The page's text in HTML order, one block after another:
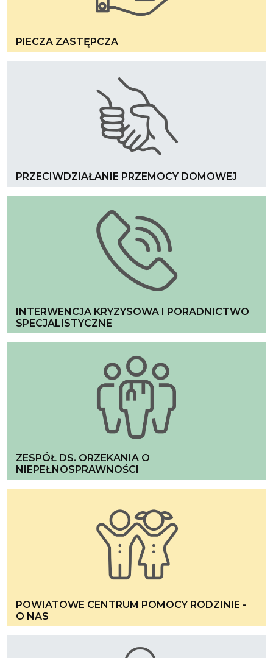
PIECZA ZASTĘPCZA
PRZECIWDZIAŁANIE PRZEMOCY DOMOWEJ
INTERWENCJA KRYZYSOWA I PORADNICTWO
SPECJALISTYCZNE
ZESPÓŁ DS. ORZEKANIA O
NIEPEŁNOSPRAWNOŚCI
POWIATOWE CENTRUM POMOCY RODZINIE -
O NAS